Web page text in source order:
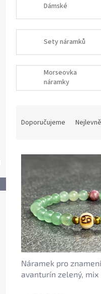
Dámské
Sety náramků
Morseovka
náramky
n
Doporučujeme
V
p
Náramek pro
avanturín zelený,